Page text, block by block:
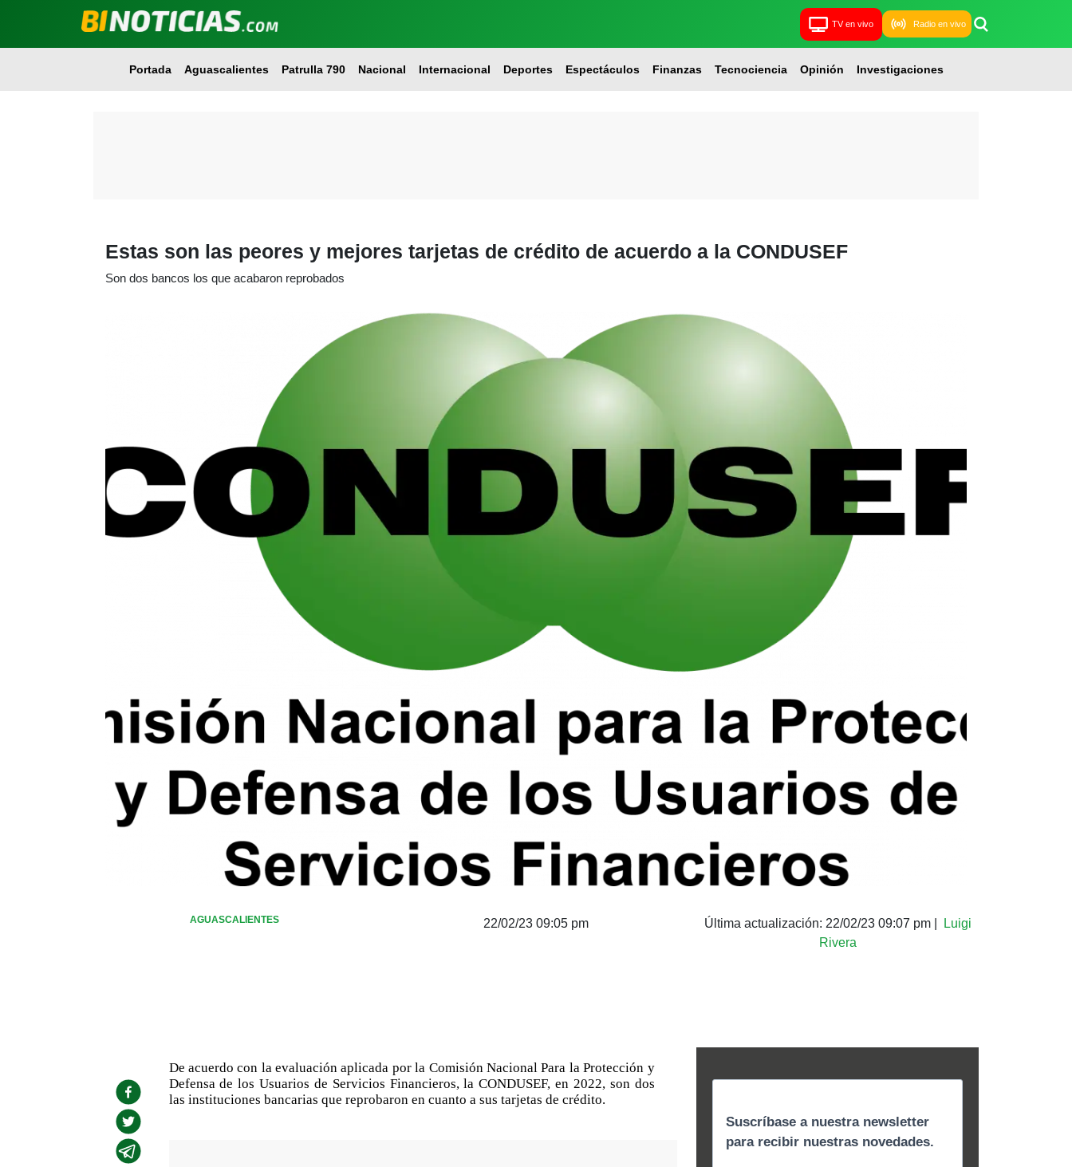
TV en vivo Radio en vivo
Portada Aguascalientes Patrulla 790 Nacional Internacional Deportes Espectáculos Finanzas Tecnociencia Opinión Investigaciones
Estas son las peores y mejores tarjetas de crédito de acuerdo a la CONDUSEF
Son dos bancos los que acabaron reprobados
AGUASCALIENTES 22/02/23 09:05 pm Última actualización: 22/02/23 09:07 pm|
Luigi
Rivera
De acuerdo con la evaluación aplicada por la Comisión Nacional Para la Protección y
Defensa de los Usuarios de Servicios Financieros, la CONDUSEF, en 2022, son dos
las instituciones bancarias que reprobaron en cuanto a sus tarjetas de crédito.